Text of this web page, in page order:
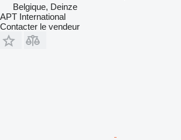
Belgique, Deinze
APT International
Contacter le vendeur